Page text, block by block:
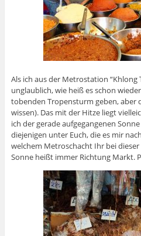
Als ich aus der Metrostation “Khlong
unglaublich, wie heiß es schon
tobenden Tropensturm geben, aber
wissen). Das mit der Hitze liegt
ich der gerade aufgegangenen
diejenigen unter Euch, die es mir
welchem Metroschacht Ihr bei
Sonne heißt immer Richtung Markt.